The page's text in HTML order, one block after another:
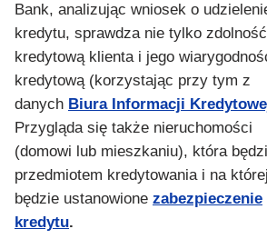
Bank, analizując wniosek o
kredytu, sprawdza nie tylko zdolność
kredytową klienta i jego
kredytową (korzystając przy tym z
danych Biura Informacji
Przygląda się także nieruchomości
(domowi lub mieszkaniu), która
przedmiotem kredytowania i na
będzie ustanowione zabezpieczenie
kredytu.